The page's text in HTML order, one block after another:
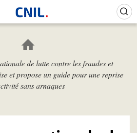
c
i
l
-
I
de lutte contre les fraudes et
et propose un guide pour une reprise
sans arnaques
sur les cookies (témoins de connexion)